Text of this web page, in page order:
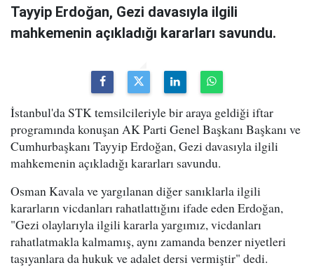
Tayyip Erdoğan, Gezi davasıyla ilgili
mahkemenin açıkladığı kararları savundu.
İstanbul'da STK temsilcileriyle bir araya geldiği iftar
programında konuşan AK Parti Genel Başkanı Başkanı ve
Cumhurbaşkanı Tayyip Erdoğan, Gezi davasıyla ilgili
mahkemenin açıkladığı kararları savundu.
Osman Kavala ve yargılanan diğer sanıklarla ilgili
kararların vicdanları rahatlattığını ifade eden Erdoğan,
"Gezi olaylarıyla ilgili kararla yargımız, vicdanları
rahatlatmakla kalmamış, aynı zamanda benzer niyetleri
taşıyanlara da hukuk ve adalet dersi vermiştir" dedi.